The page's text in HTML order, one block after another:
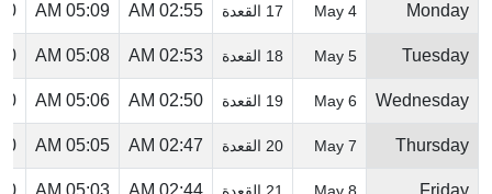
Monday
4 May 17 القعدة 02:55 AM
05:09 AM
Tuesday
5 May 18 القعدة 02:53 AM
05:08 AM
Wednesday
6 May 19 القعدة 02:50 AM
05:06 AM
Thursday
7 May 20 القعدة 02:47 AM
05:05 AM
Friday
02:44 AM
05:03 AM